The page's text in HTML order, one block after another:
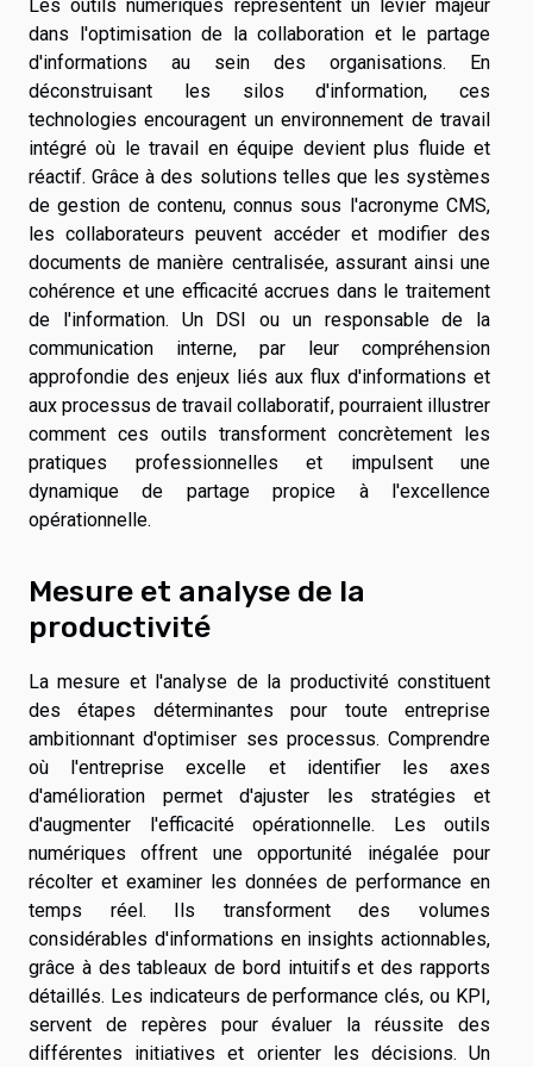
Les outils numériques représentent un levier majeur
dans l'optimisation de la collaboration et le partage
d'informations au sein des organisations. En
déconstruisant les silos d'information, ces
technologies encouragent un environnement de travail
intégré où le travail en équipe devient plus fluide et
réactif. Grâce à des solutions telles que les systèmes
de gestion de contenu, connus sous l'acronyme CMS,
les collaborateurs peuvent accéder et modifier des
documents de manière centralisée, assurant ainsi une
cohérence et une efficacité accrues dans le traitement
de l'information. Un DSI ou un responsable de la
communication interne, par leur compréhension
approfondie des enjeux liés aux flux d'informations et
aux processus de travail collaboratif, pourraient illustrer
comment ces outils transforment concrètement les
pratiques professionnelles et impulsent une
dynamique de partage propice à l'excellence
opérationnelle.
Mesure et analyse de la
productivité
La mesure et l'analyse de la productivité constituent
des étapes déterminantes pour toute entreprise
ambitionnant d'optimiser ses processus. Comprendre
où l'entreprise excelle et identifier les axes
d'amélioration permet d'ajuster les stratégies et
d'augmenter l'efficacité opérationnelle. Les outils
numériques offrent une opportunité inégalée pour
récolter et examiner les données de performance en
temps réel. Ils transforment des volumes
considérables d'informations en insights actionnables,
grâce à des tableaux de bord intuitifs et des rapports
détaillés. Les indicateurs de performance clés, ou KPI,
servent de repères pour évaluer la réussite des
différentes initiatives et orienter les décisions. Un